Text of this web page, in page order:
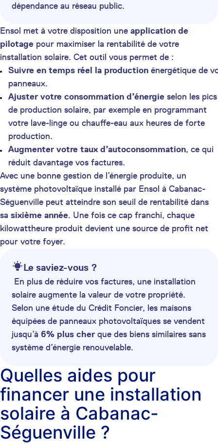
dépendance au réseau public.
Ensol met à votre disposition une application de
pilotage pour maximiser la rentabilité de votre
installation solaire. Cet outil vous permet de :
Suivre en temps réel la production énergétique de
panneaux.
Ajuster votre consommation d’énergie selon les pics
de production solaire, par exemple en programmant
votre lave-linge ou chauffe-eau aux heures de forte
production.
Augmenter votre taux d’autoconsommation, ce qui
réduit davantage vos factures.
Avec une bonne gestion de l’énergie produite, un
système photovoltaïque installé par Ensol à Cabanac-
Séguenville peut atteindre son seuil de rentabilité dans
sa sixième année. Une fois ce cap franchi, chaque
kilowattheure produit devient une source de profit net
pour votre foyer.
Le saviez-vous ?
En plus de réduire vos factures, une installation
solaire augmente la valeur de votre propriété.
Selon une étude du Crédit Foncier, les maisons
équipées de panneaux photovoltaïques se vendent
jusqu’à 6% plus cher que des biens similaires sans
système d’énergie renouvelable.
Quelles aides pour
financer une installation
solaire à Cabanac-
Séguenville ?